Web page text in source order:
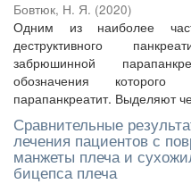
Бовтюк, Н. Я. (2020)
Одним из наиболее
деструктивного
забрюшинной
обозначения
парапанкреатит. Выделяют
Сравнительные
лечения пациентов с
манжеты плеча и
бицепса плеча